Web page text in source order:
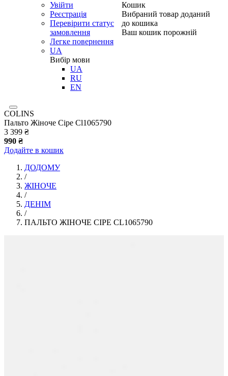
Увійти
Реєстрація
Перевірити статус
замовлення
Легке повернення
UA
Вибір мови
UA
RU
EN
Кошик
Вибраний товар доданий
до кошика
Ваш кошик порожній
COLINS
Пальто Жіноче Сіре Cl1065790
3 399 ₴
990 ₴
Додайте в кошик
ДОДОМУ
/
ЖІНОЧЕ
/
ДЕНІМ
/
ПАЛЬТО ЖІНОЧЕ СІРЕ CL1065790